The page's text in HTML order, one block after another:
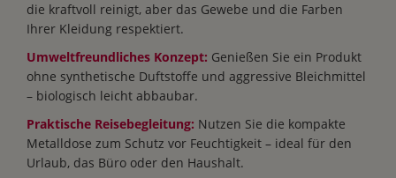
die kraftvoll reinigt, aber das Gewebe und die Farben
Ihrer Kleidung respektiert.
Umweltfreundliches Konzept: Genießen Sie ein Produkt
ohne synthetische Duftstoffe und aggressive Bleichmittel
– biologisch leicht abbaubar.
Praktische Reisebegleitung: Nutzen Sie die kompakte
Metalldose zum Schutz vor Feuchtigkeit – ideal für den
Urlaub, das Büro oder den Haushalt.